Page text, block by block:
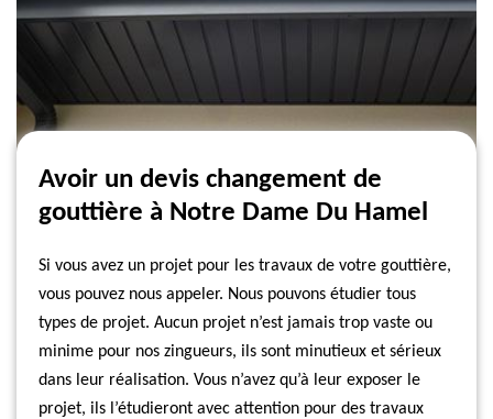
Avoir un devis changement de
gouttière à Notre Dame Du Hamel
Si vous avez un projet pour les travaux de votre gouttière,
vous pouvez nous appeler. Nous pouvons étudier tous
types de projet. Aucun projet n’est jamais trop vaste ou
minime pour nos zingueurs, ils sont minutieux et sérieux
dans leur réalisation. Vous n’avez qu’à leur exposer le
projet, ils l’étudieront avec attention pour des travaux